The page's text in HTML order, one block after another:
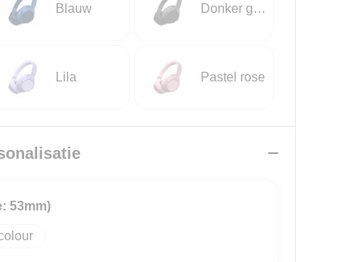
Blauw Donker gun metal
Lila Pastel rose
53mm)